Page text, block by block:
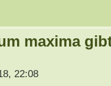
maxima
22:08